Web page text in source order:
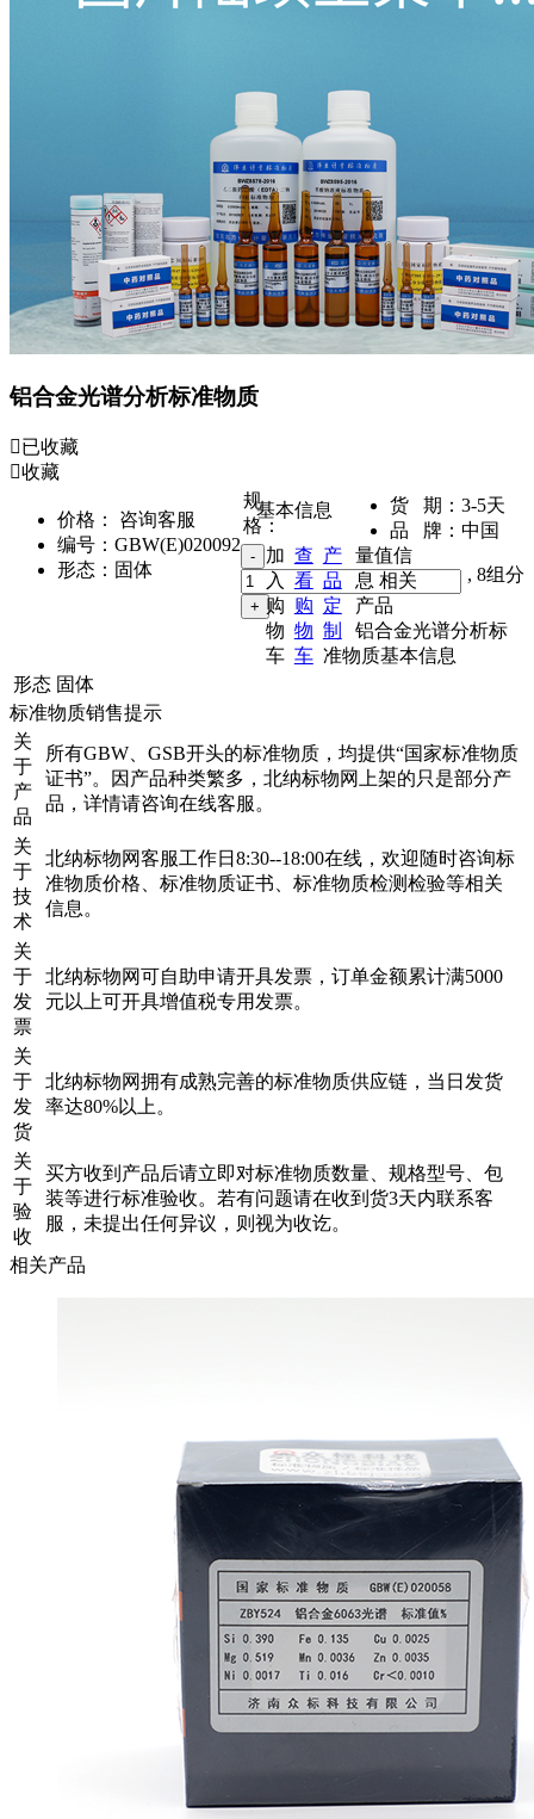
铝合金光谱分析标准物质
已收藏
收藏
价格：
咨询客服
编号： GBW(E)020092
形态： 固体
货 期： 3-5天
品 牌： 中国
规
格：
, 8组分
加
入
购
物
车
查
看
购
物
车
产
品
定
制
基本信息
量值信
息 相关
产品
铝合金光谱分析标
准物质基本信息
形态 固体
标准物质销售提示
关
于
产
品
所有GBW、GSB开头的标准物质，均提供“国家标准物质
证书”。因产品种类繁多，北纳标物网上架的只是部分产
品，详情请咨询在线客服。
关
于
技
术
北纳标物网客服工作日8:30--18:00在线，欢迎随时咨询标
准物质价格、标准物质证书、标准物质检测检验等相关
信息。
关
于
发
票
北纳标物网可自助申请开具发票，订单金额累计满5000
元以上可开具增值税专用发票。
关
于
发
货
北纳标物网拥有成熟完善的标准物质供应链，当日发货
率达80%以上。
关
于
验
收
买方收到产品后请立即对标准物质数量、规格型号、包
装等进行标准验收。若有问题请在收到货3天内联系客
服，未提出任何异议，则视为收讫。
相关产品